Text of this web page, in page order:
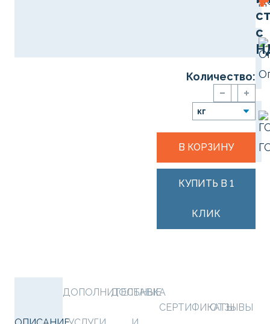
с
Количество:
В КОРЗИНУ
КУПИТЬ В 1
КЛИК
ДОПОЛНИТЕЛЬНЫЕ
ДОСТАВКА
СЕРТИФИКАТЫ
ОТЗЫВЫ